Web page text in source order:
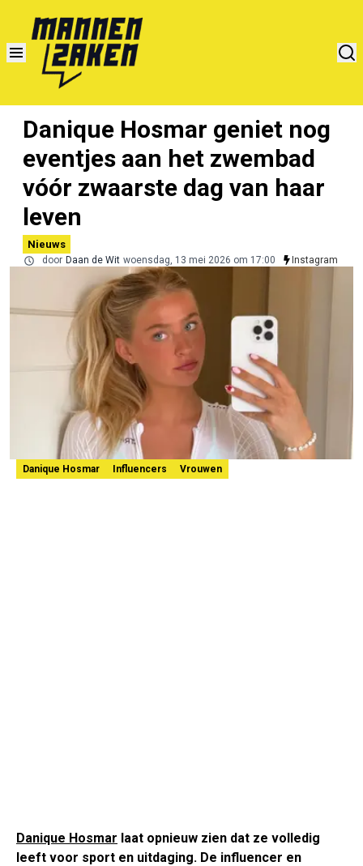
Danique Hosmar geniet nog
eventjes aan het zwembad
vóór zwaarste dag van haar
leven
Nieuws
door Daan de Wit woensdag, 13 mei 2026 om 17:00 Instagram
Danique Hosmar Influencers Vrouwen
Danique Hosmar laat opnieuw zien dat ze volledig
leeft voor sport en uitdaging. De influencer en